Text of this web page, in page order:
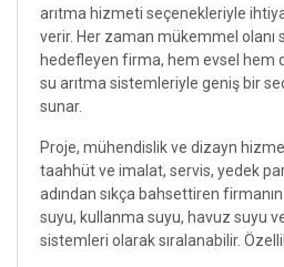
arıtma hizmeti seçenekleriyle
verir. Her zaman mükemmel olanı
hedefleyen firma, hem evsel hem
su arıtma sistemleriyle geniş bir
sunar.
Proje, mühendislik ve dizayn
taahhüt ve imalat, servis, yedek
adından sıkça bahsettiren
suyu, kullanma suyu, havuz suyu
sistemleri olarak sıralanabilir.